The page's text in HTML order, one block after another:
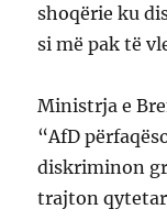
shoqërie ku
si më pak të
Ministrja e
“AfD
diskriminon
trajton